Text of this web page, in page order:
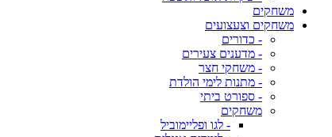
משחקים
משחקים וצעצועים
- כדורים
- מדענים צעירים
- משחקי חצר
- מתנות לימי הולדת
- ספורט ביתי
משחקים
- לגו ופליימוביל